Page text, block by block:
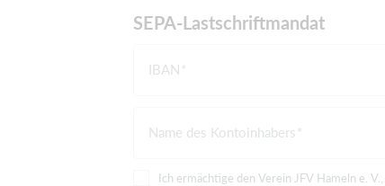
SEPA-Lastschriftmandat
IBAN
Name des Kontoinhabers
Ich ermächtige den Verein JFV Hameln e.